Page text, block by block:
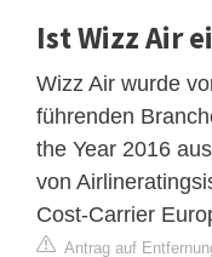
Ist Wizz Air
Wizz Air wurde
führenden
the Year 2016
von
Cost-Carrier
Antrag auf